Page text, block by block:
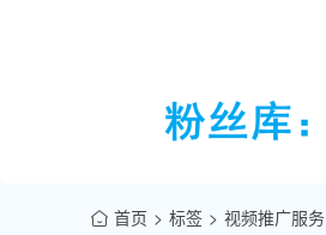
首页 标签 视频推广服务